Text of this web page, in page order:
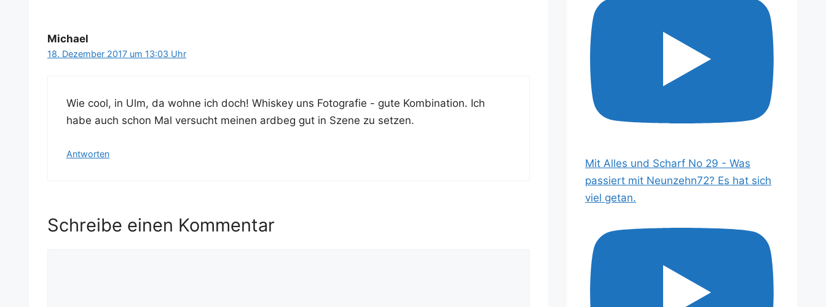
Michael
18. Dezember 2017 um 13:03 Uhr
Wie cool, in Ulm, da woh­ne ich doch! Whis­key uns Foto­gra­fie - gute Kom­bi­na­ti­on. Ich
habe auch schon Mal ver­sucht mei­nen ard­beg gut in Sze­ne zu setzen.
Antworten
Schreibe einen Kommentar
Mit Alles und Scharf No 29 - Was
passiert mit Neunzehn72? Es hat sich
viel getan.